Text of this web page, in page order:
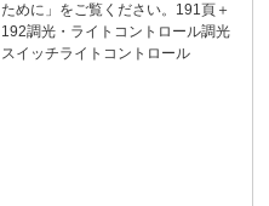
ために」をご覧ください。191頁＋
192調光・ライトコントロール調光
スイッチライトコントロール